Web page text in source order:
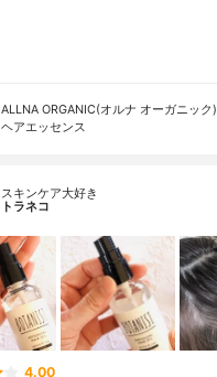
ALLNA ORGANIC(オルナ オーガニック)
ヘアエッセンス
スキンケア大好き
トラネコ
4.00